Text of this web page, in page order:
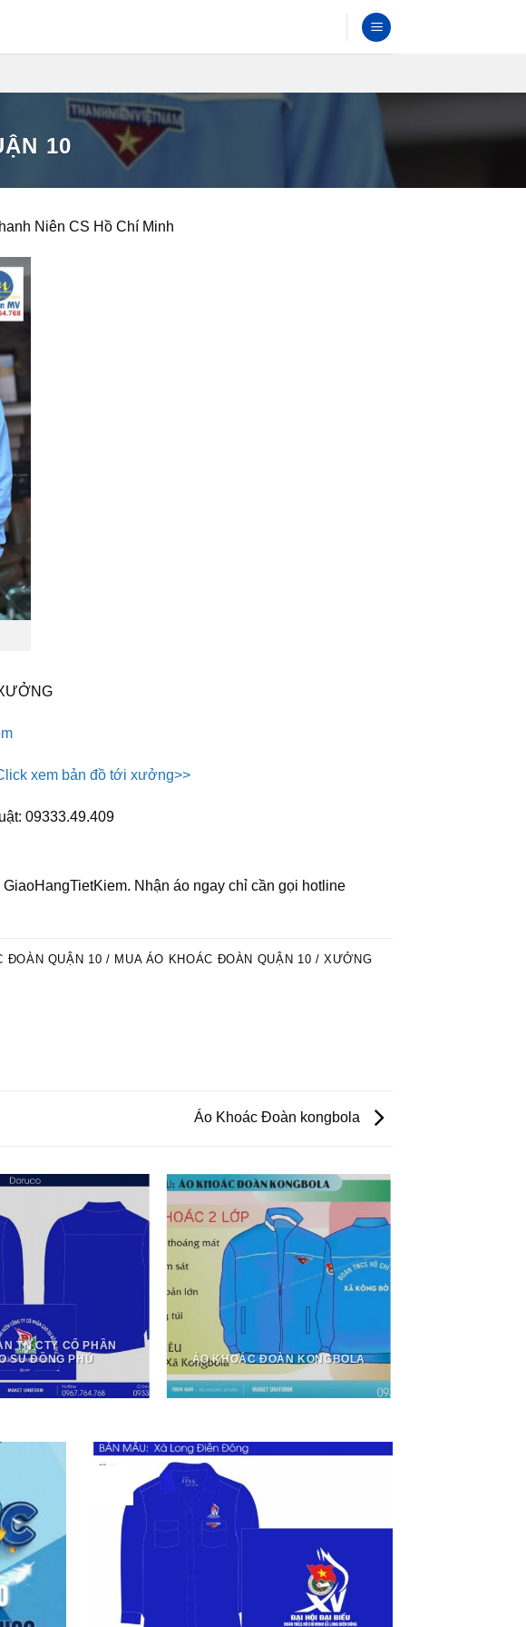
10
Niên CS Hồ Chí Minh
xem bản đồ tới xưởng>>
09333.49.409
Nhận áo ngay chỉ cần gọi hotline
QUẬN 10 / MUA ÁO KHOÁC ĐOÀN QUẬN 10 / XƯỞNG
Áo Khoác Đoàn kongbola
TN CTY CỔ PHẦN
SU ĐỒNG PHÚ
ÁO KHOÁC ĐOÀN KONGBOLA